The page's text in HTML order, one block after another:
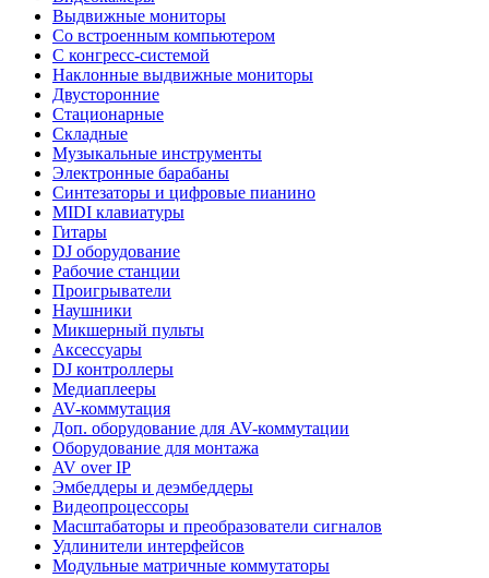
Выдвижные мониторы
Со встроенным компьютером
С конгресс-системой
Наклонные выдвижные мониторы
Двусторонние
Стационарные
Складные
Музыкальные инструменты
Электронные барабаны
Синтезаторы и цифровые пианино
MIDI клавиатуры
Гитары
DJ оборудование
Рабочие станции
Проигрыватели
Наушники
Микшерный пульты
Аксессуары
DJ контроллеры
Медиаплееры
AV-коммутация
Доп. оборудование для AV-коммутации
Оборудование для монтажа
AV over IP
Эмбеддеры и деэмбеддеры
Видеопроцессоры
Масштабаторы и преобразователи сигналов
Удлинители интерфейсов
Модульные матричные коммутаторы